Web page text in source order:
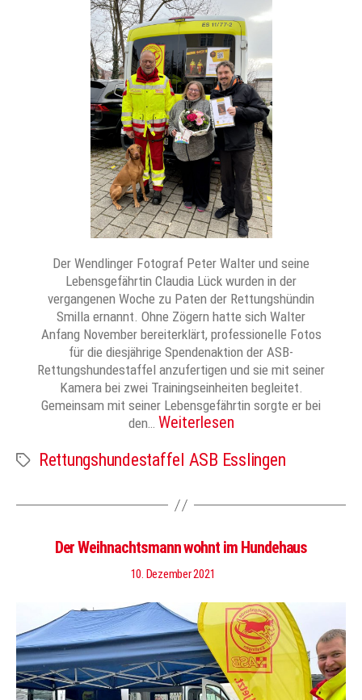
Der Wendlinger Fotograf Peter Walter und seine
Lebensgefährtin Claudia Lück wurden in der
vergangenen Woche zu Paten der Rettungshündin
Smilla ernannt. Ohne Zögern hatte sich Walter
Anfang November bereiterklärt, professionelle Fotos
für die diesjährige Spendenaktion der ASB-
Rettungshundestaffel anzufertigen und sie mit seiner
Kamera bei zwei Trainingseinheiten begleitet.
Gemeinsam mit seiner Lebensgefährtin sorgte er bei
den… Weiterlesen
Schlagwörter
Rettungshundestaffel ASB Esslingen
Der Weihnachtsmann wohnt im Hundehaus
10. Dezember 2021